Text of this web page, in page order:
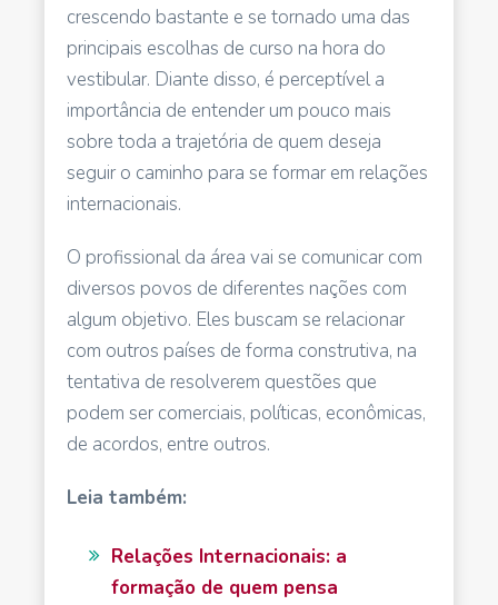
crescendo bastante e se tornado uma das
principais escolhas de curso na hora do
vestibular. Diante disso, é perceptível a
importância de entender um pouco mais
sobre toda a trajetória de quem deseja
seguir o caminho para se formar em relações
internacionais.
O profissional da área vai se comunicar com
diversos povos de diferentes nações com
algum objetivo. Eles buscam se relacionar
com outros países de forma construtiva, na
tentativa de resolverem questões que
podem ser comerciais, políticas, econômicas,
de acordos, entre outros.
Leia também:
Relações Internacionais: a
formação de quem pensa